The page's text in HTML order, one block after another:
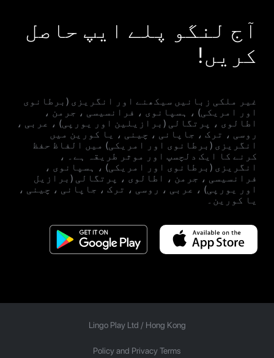
آج لنگو پلے ایپ حاصل
کریں!
غیر ملکی زبانیں سیکھنے اور انگریزی (برطانوی
اور امریکی) ، ہسپانوی ، فرانسیسی ، جرمن ،
اطالوی ، پرتگالی (برازیلین اور یورپی) ، عربی ،
روسی ، ترک ، جاپانی ، چینی ، یا کورین میں
انگریزی (برطانوی اور امریکی) میں الفاظ حفظ
کرنے کا ایک دلچسپ اور موثر طریقہ ہے۔ ،
انگریزی (برطانوی اور امریکی) ، ہسپانوی ،
فرانسیسی ، جرمن ، اطالوی ، پرتگالی (برازیل
اور یورپی) ، عربی ، روسی ، ترک ، جاپانی ، چینی ،
یا کورین۔
Lingo Play Ltd / Hong Kong
Policy and Privacy Terms